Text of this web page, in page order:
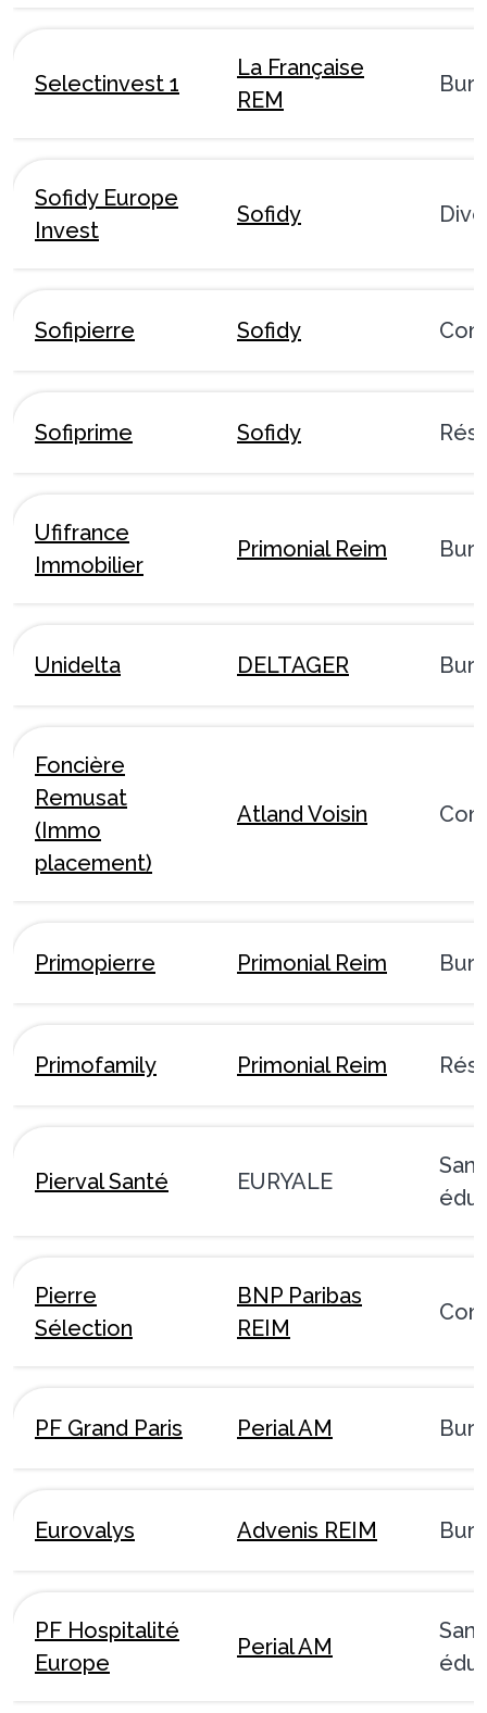
Selectinvest 1
La Française
REM
Sofidy Europe
Invest
Sofidy
Sofipierre Sofidy
Sofiprime Sofidy
Ufifrance
Immobilier
Primonial Reim
Unidelta DELTAGER
Foncière
Remusat
(Immo
placement)
Atland Voisin
Primopierre Primonial Reim
Primofamily Primonial Reim
Pierval Santé EURYALE
Pierre
Sélection
BNP Paribas
REIM
PF Grand Paris Perial AM
Eurovalys Advenis REIM
PF Hospitalité
Europe
Perial AM